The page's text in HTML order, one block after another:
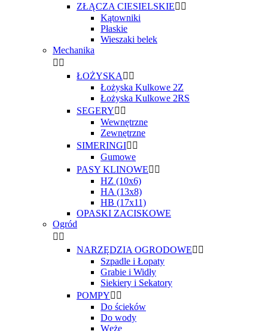
ZŁĄCZA CIESIELSKIE 
Kątowniki
Płaskie
Wieszaki belek
Mechanika
 
ŁOŻYSKA  
Łożyska Kulkowe 2Z
Łożyska Kulkowe 2RS
SEGERY 
Wewnętrzne
Zewnętrzne
SIMERINGI 
Gumowe
PASY KLINOWE 
HZ (10x6)
HA (13x8)
HB (17x11)
OPASKI ZACISKOWE
Ogród
 
NARZĘDZIA OGRODOWE 
Szpadle i Łopaty
Grabie i Widły
Siekiery i Sekatory
POMPY 
Do ścieków
Do wody
Węże